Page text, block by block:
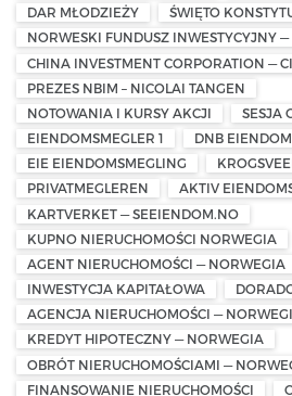
DAR MŁODZIEŻY
ŚWIĘTO
NORWESKI FUNDUSZ INWESTYCYJNY
CHINA INVESTMENT CORPORATION —
PREZES NBIM – NICOLAI TANGEN
NOTOWANIA I KURSY AKCJI
SESJA
EIENDOMSMEGLER 1
DNB EIENDOM
EIE EIENDOMSMEGLING
PRIVATMEGLEREN
AKTIV
KARTVERKET — SEEIENDOM.NO
KUPNO NIERUCHOMOŚCI NORWEGIA
AGENT NIERUCHOMOŚCI — NORWEGIA
INWESTYCJA KAPITAŁOWA
AGENCJA NIERUCHOMOŚCI —
KREDYT HIPOTECZNY — NORWEGIA
OBRÓT NIERUCHOMOŚCIAMI —
FINANSOWANIE NIERUCHOMOŚCI